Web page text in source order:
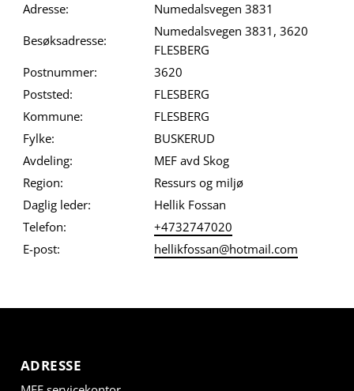
Adresse:
Numedalsvegen 3831
Besøksadresse:
Numedalsvegen 3831, 3620
FLESBERG
Postnummer:
3620
Poststed:
FLESBERG
Kommune:
FLESBERG
Fylke:
BUSKERUD
Avdeling:
MEF avd Skog
Region:
Ressurs og miljø
Daglig leder:
Hellik Fossan
Telefon:
+4732747020
E-post:
hellikfossan@hotmail.com
ADRESSE